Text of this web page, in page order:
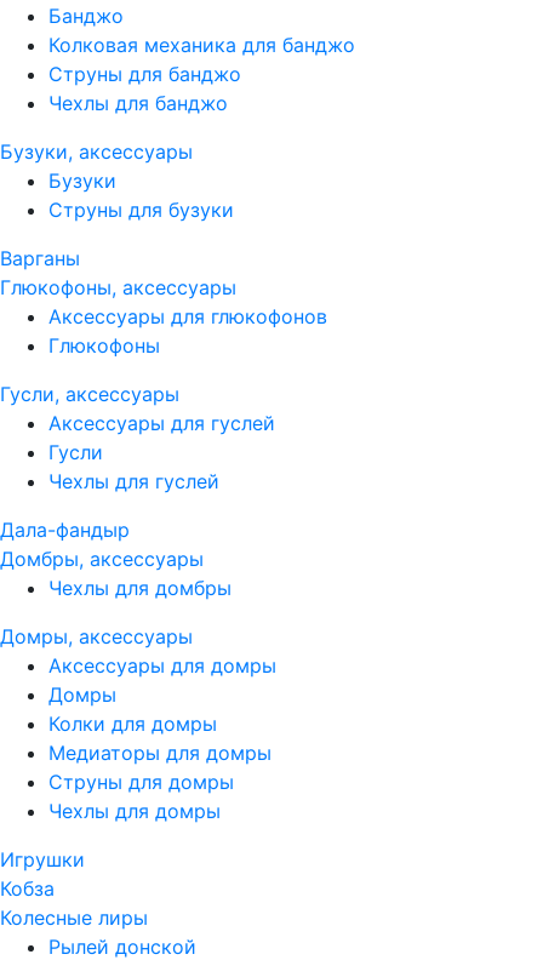
Банджо
Колковая механика для банджо
Струны для банджо
Чехлы для банджо
Бузуки, аксессуары
Бузуки
Струны для бузуки
Варганы
Глюкофоны, аксессуары
Аксессуары для глюкофонов
Глюкофоны
Гусли, аксессуары
Аксессуары для гуслей
Гусли
Чехлы для гуслей
Дала-фандыр
Домбры, аксессуары
Чехлы для домбры
Домры, аксессуары
Аксессуары для домры
Домры
Колки для домры
Медиаторы для домры
Струны для домры
Чехлы для домры
Игрушки
Кобза
Колесные лиры
Рылей донской